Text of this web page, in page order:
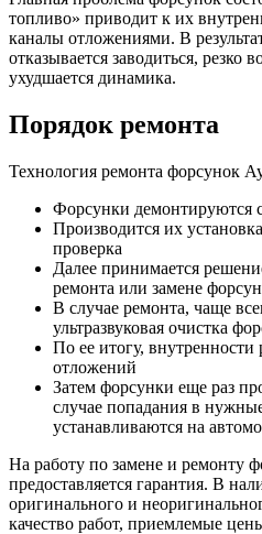
топливо» приводит к их
каналы отложениями. В
отказывается заводиться, резко
ухудшается динамика.
Порядок ремонта
Технология ремонта форсунок
Форсунки демонтируются
Производится их
проверка
Далее принимается
ремонта или замене
В случае ремонта, чаще
ультразвуковая очистка
По ее итогу,
отложений
Затем форсунки еще раз
случае попадания в
устанавливаются на
На работу по замене и ремонту
предоставляется гарантия. В
оригинального и
качество работ, приемлемые